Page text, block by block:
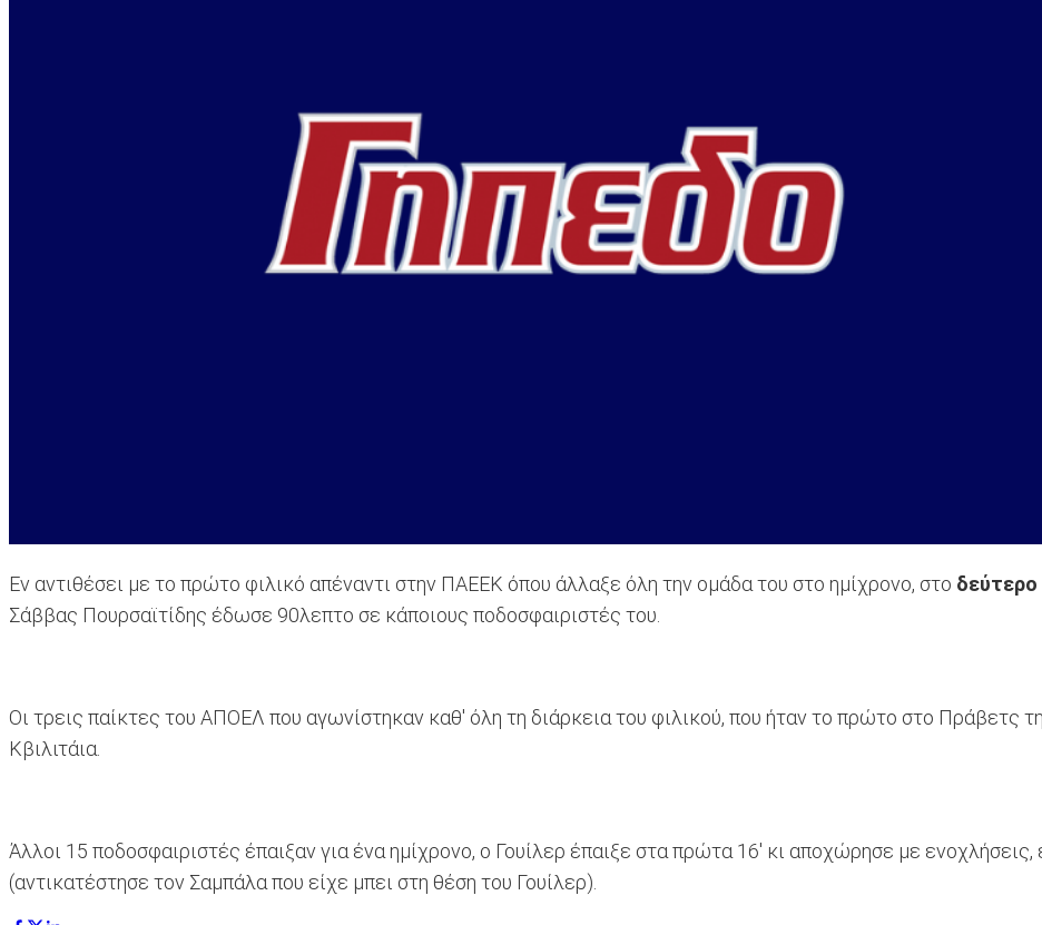
Εν αντιθέσει με το πρώτο φιλικό απέναντι στην ΠΑΕΕΚ όπου άλλαξε όλη την ομάδα του στο ημίχρονο, στο
Σάββας Πουρσαϊτίδης έδωσε 90λεπτο σε κάποιους ποδοσφαιριστές του.
Οι τρεις παίκτες του ΑΠΟΕΛ που αγωνίστηκαν καθ' όλη τη διάρκεια του φιλικού, που ήταν το πρώτο στο Πράβετς
Κβιλιτάια.
Άλλοι 15 ποδοσφαιριστές έπαιξαν για ένα ημίχρονο, ο Γουίλερ έπαιξε στα πρώτα 16' κι αποχώρησε με
(αντικατέστησε τον Σαμπάλα που είχε μπει στη θέση του Γουίλερ).